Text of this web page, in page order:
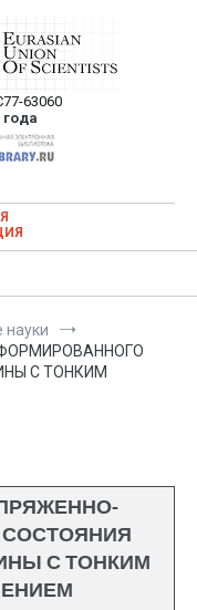
Ученых —
статей в
журнале
63060
года
научных статей в
журнале
науки
С ТОНКИМ
С ТОНКИМ